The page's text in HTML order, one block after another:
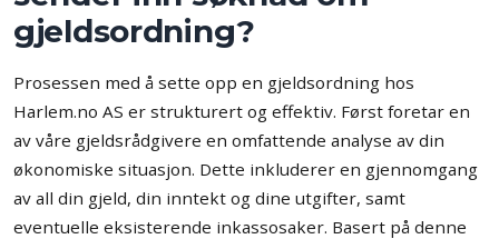
gjeldsordning?
Prosessen med å sette opp en gjeldsordning hos
Harlem.no AS er strukturert og effektiv. Først foretar en
av våre gjeldsrådgivere en omfattende analyse av din
økonomiske situasjon. Dette inkluderer en gjennomgang
av all din gjeld, din inntekt og dine utgifter, samt
eventuelle eksisterende inkassosaker. Basert på denne